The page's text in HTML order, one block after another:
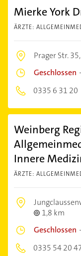
Mierke York
ÄRZTE:
Prager Str. 35,
Geschlossen
0335 6 31 20
Weinberg
Innere
ÄRZTE:
1,8 km
Geschlossen
0335 54 20